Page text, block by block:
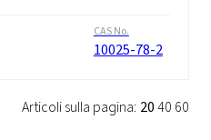
CAS No.
10025-78-2
Articoli sulla pagina: 2040 60